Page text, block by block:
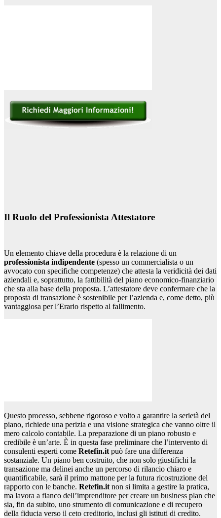
Il Ruolo del Professionista Attestatore
Un elemento chiave della procedura è la relazione di un
professionista indipendente (spesso un commercialista o un
avvocato con specifiche competenze) che attesta la veridicità dei dati
aziendali e, soprattutto, la fattibilità del piano economico-finanziario
che sta alla base della proposta. L’attestatore deve confermare che la
proposta di transazione è sostenibile per l’azienda e, come detto, più
vantaggiosa per l’Erario rispetto al fallimento.
Questo processo, sebbene rigoroso e volto a garantire la serietà del
piano, richiede una perizia e una visione strategica che vanno oltre il
mero calcolo contabile. La preparazione di un piano robusto e
credibile è un’arte. È in questa fase preliminare che l’intervento di
consulenti esperti come Retefin.it può fare una differenza
sostanziale. Un piano ben costruito, che non solo giustifichi la
transazione ma delinei anche un percorso di rilancio chiaro e
quantificabile, sarà il primo mattone per la futura ricostruzione del
rapporto con le banche. Retefin.it non si limita a gestire la pratica,
ma lavora a fianco dell’imprenditore per creare un business plan che
sia, fin da subito, uno strumento di comunicazione e di recupero
della fiducia verso il ceto creditorio, inclusi gli istituti di credito.